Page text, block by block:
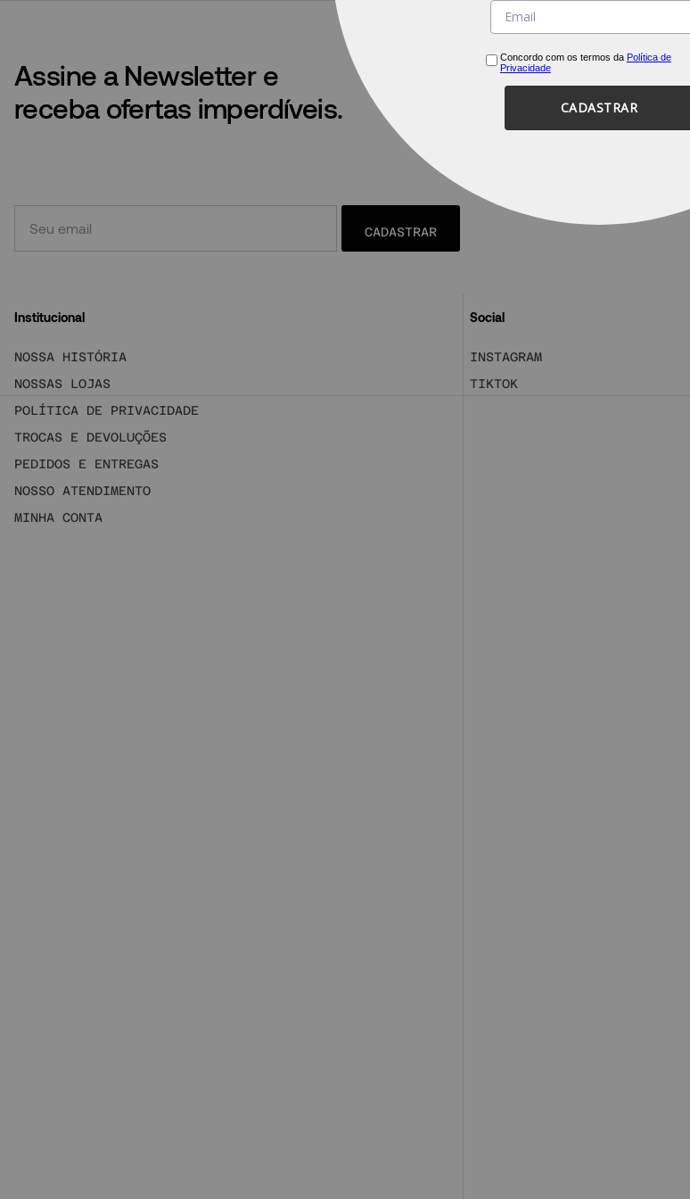
Assine a Newsletter e
receba ofertas imperdíveis.
CADASTRAR
Institucional
NOSSA HISTÓRIA
NOSSAS LOJAS
POLÍTICA DE PRIVACIDADE
TROCAS E DEVOLUÇÕES
PEDIDOS E ENTREGAS
NOSSO ATENDIMENTO
MINHA CONTA
Social
INSTAGRAM
TIKTOK
Concordo com os termos da Política de
Privacidade
CADASTRAR